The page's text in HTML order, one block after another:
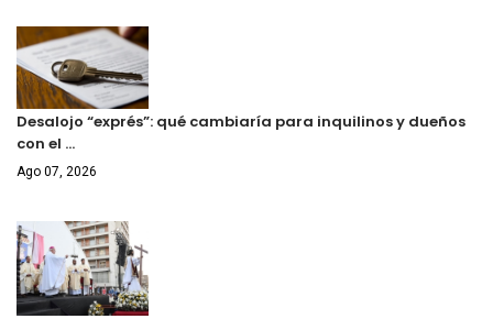
Desalojo “exprés”: qué cambiaría para inquilinos y dueños
con el …
Ago 07, 2026